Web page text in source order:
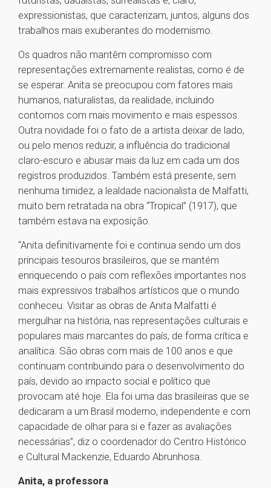
expressionistas, que caracterizam, juntos, alguns dos
trabalhos mais exuberantes do modernismo.
Os quadros não mantêm compromisso com
representações extremamente realistas, como é de
se esperar. Anita se preocupou com fatores mais
humanos, naturalistas, da realidade, incluindo
contornos com mais movimento e mais espessos.
Outra novidade foi o fato de a artista deixar de lado,
ou pelo menos reduzir, a influência do tradicional
claro-escuro e abusar mais da luz em cada um dos
registros produzidos. Também está presente, sem
nenhuma timidez, a lealdade nacionalista de Malfatti,
muito bem retratada na obra “Tropical” (1917), que
também estava na exposição.
“Anita definitivamente foi e continua sendo um dos
principais tesouros brasileiros, que se mantém
enriquecendo o país com reflexões importantes nos
mais expressivos trabalhos artísticos que o mundo
conheceu. Visitar as obras de Anita Malfatti é
mergulhar na história, nas representações culturais e
populares mais marcantes do país, de forma crítica e
analítica. São obras com mais de 100 anos e que
continuam contribuindo para o desenvolvimento do
país, devido ao impacto social e político que
provocam até hoje. Ela foi uma das brasileiras que se
dedicaram a um Brasil moderno, independente e com
capacidade de olhar para si e fazer as avaliações
necessárias”, diz o coordenador do Centro Histórico
e Cultural Mackenzie, Eduardo Abrunhosa.
Anita, a professora